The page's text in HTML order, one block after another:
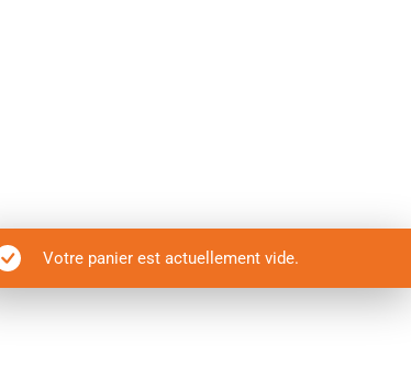
Votre panier est actuellement vide.